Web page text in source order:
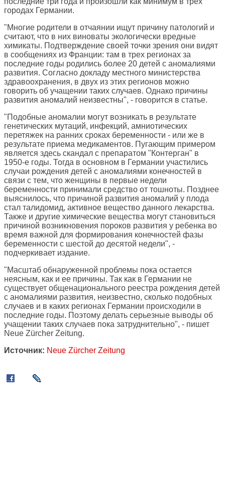
городах Германии.
"Многие родители в отчаянии ищут причину патологий и
считают, что в них виноваты экологически вредные
химикаты. Подтверждение своей точки зрения они видят
в сообщениях из Франции: там в трех регионах за
последние годы родились более 20 детей с аномалиями
развития. Согласно докладу местного министерства
здравоохранения, в двух из этих регионов можно
говорить об учащении таких случаев. Однако причины
развития аномалий неизвестны", - говорится в статье.
"Подобные аномалии могут возникать в результате
генетических мутаций, инфекций, амниотических
перетяжек на ранних сроках беременности - или же в
результате приема медикаментов. Пугающим примером
является здесь скандал с препаратом "Контерган" в
1950-е годы. Тогда в основном в Германии участились
случаи рождения детей с аномалиями конечностей в
связи с тем, что женщины в первые недели
беременности принимали средство от тошноты. Позднее
выяснилось, что причиной развития аномалий у плода
стал талидомид, активное вещество данного лекарства.
Также и другие химические вещества могут становиться
причиной возникновения пороков развития у ребенка во
время важной для формирования конечностей фазы
беременности с шестой до десятой недели", -
подчеркивает издание.
"Масштаб обнаруженной проблемы пока остается
неясным, как и ее причины. Так как в Германии не
существует общенационального реестра рождения детей
с аномалиями развития, неизвестно, сколько подобных
случаев и в каких регионах Германии происходили в
последние годы. Поэтому делать серьезные выводы об
учащении таких случаев пока затруднительно", - пишет
Neue Zürcher Zeitung.
Источник: Neue Zürcher Zeitung